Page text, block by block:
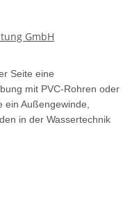
GmbH
Seite eine
mit PVC-Rohren oder
Außengewinde,
in der Wassertechnik